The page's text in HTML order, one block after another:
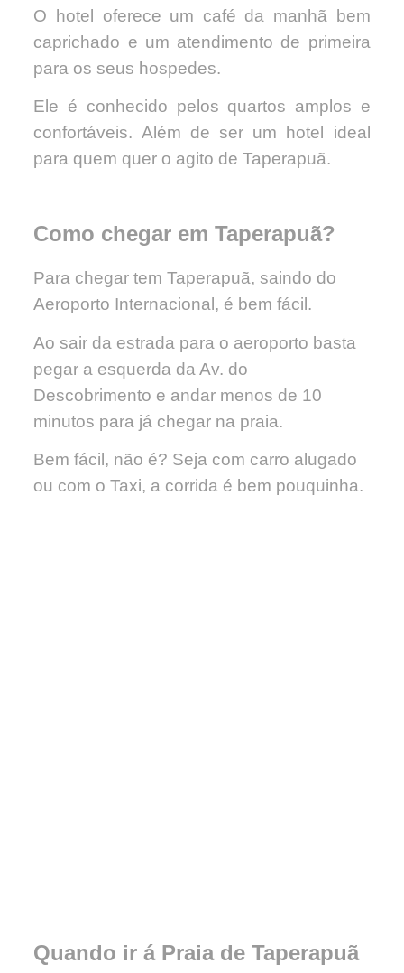
O hotel oferece um café da manhã bem
caprichado e um atendimento de primeira
para os seus hospedes.
Ele é conhecido pelos quartos amplos e
confortáveis. Além de ser um hotel ideal
para quem quer o agito de Taperapuã.
Como chegar em Taperapuã?
Para chegar tem Taperapuã, saindo do
Aeroporto Internacional, é bem fácil.
Ao sair da estrada para o aeroporto basta
pegar a esquerda da Av. do
Descobrimento e andar menos de 10
minutos para já chegar na praia.
Bem fácil, não é? Seja com carro alugado
ou com o Taxi, a corrida é bem pouquinha.
Quando ir á Praia de Taperapuã